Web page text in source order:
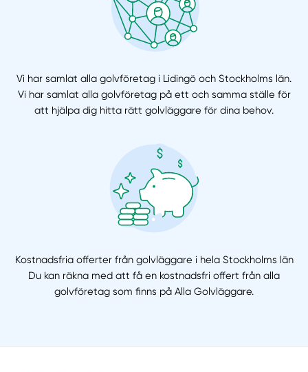
Vi har samlat alla golvföretag i Lidingö och Stockholms län.
Vi har samlat alla golvföretag på ett och samma ställe för
att hjälpa dig hitta rätt golvläggare för dina behov.
Kostnadsfria offerter från golvläggare i hela Stockholms län
Du kan räkna med att få en kostnadsfri offert från alla
golvföretag som finns på Alla Golvläggare.